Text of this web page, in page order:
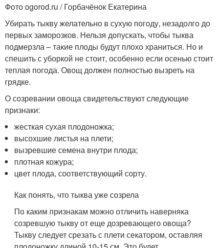
Фото ogorod.ru / Горбачёнок Екатерина
Убирать тыкву желательно в сухую погоду, незадолго до
первых заморозков. Нельзя допускать, чтобы тыква
подмерзла – такие плоды будут плохо храниться. Но и
спешить с уборкой не стоит, особенно если осенью стоит
теплая погода. Овощ должен полностью вызреть на
грядке.
О созревании овоща свидетельствуют следующие
признаки:
жесткая сухая плодоножка;
высохшие листья на плети;
вызревшие семена внутри плода;
плотная кожура;
цвет плода, соответствующий сорту.
Как понять, что тыква уже созрела
По каким признакам можно отличить наверняка
созревшую тыкву от еще дозревающего овоща?
Тыкву следует срезать с плети секатором, оставляя